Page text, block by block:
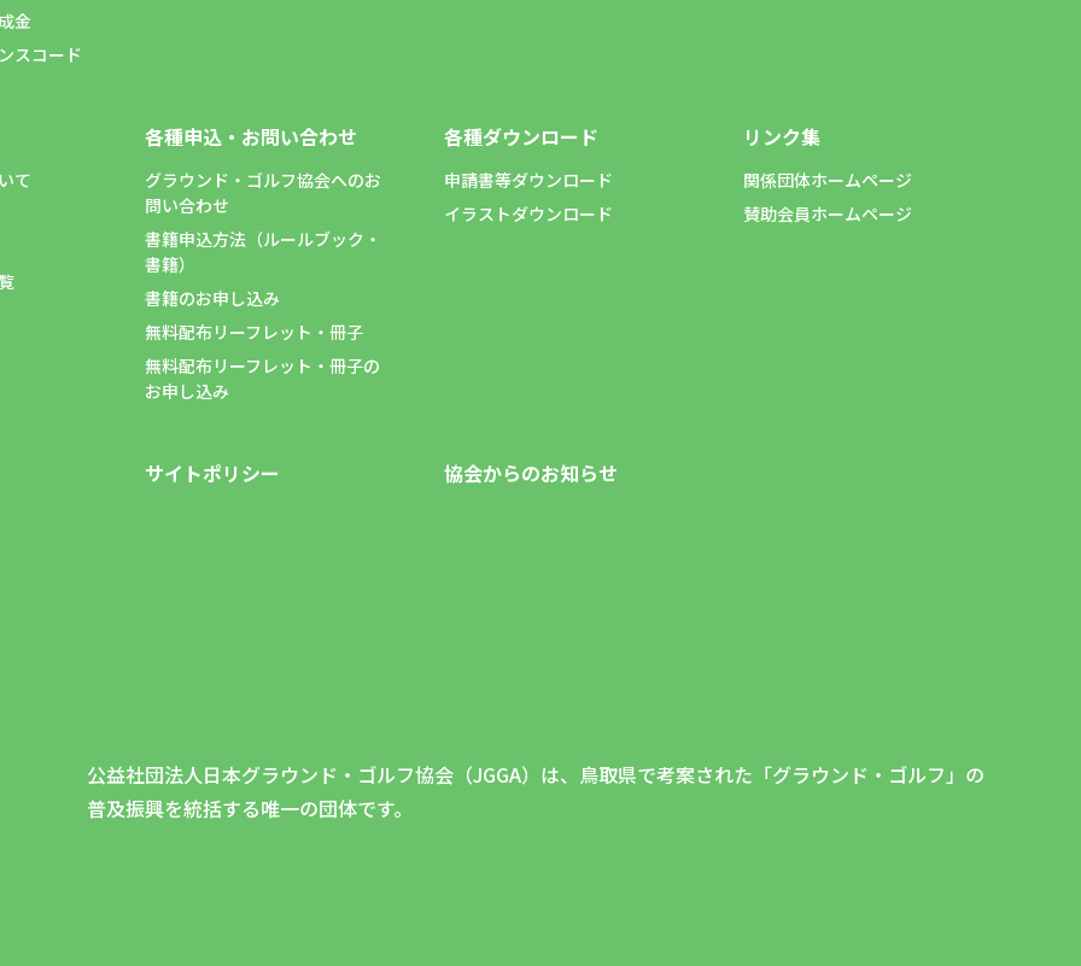
金
スコード
て
各種申込・お問い合わせ
グラウンド・ゴルフ協会へのお
問い合わせ
書籍申込方法（ルールブック・
書籍）
書籍のお申し込み
無料配布リーフレット・冊子
無料配布リーフレット・冊子の
お申し込み
各種ダウンロード
申請書等ダウンロード
イラストダウンロード
リンク集
関係団体ホームページ
賛助会員ホームページ
サイトポリシー 協会からのお知らせ
公益社団法人日本グラウンド・ゴルフ協会（JGGA）は、鳥取県で考案された「グラウンド・ゴルフ」の
普及振興を統括する唯一の団体です。